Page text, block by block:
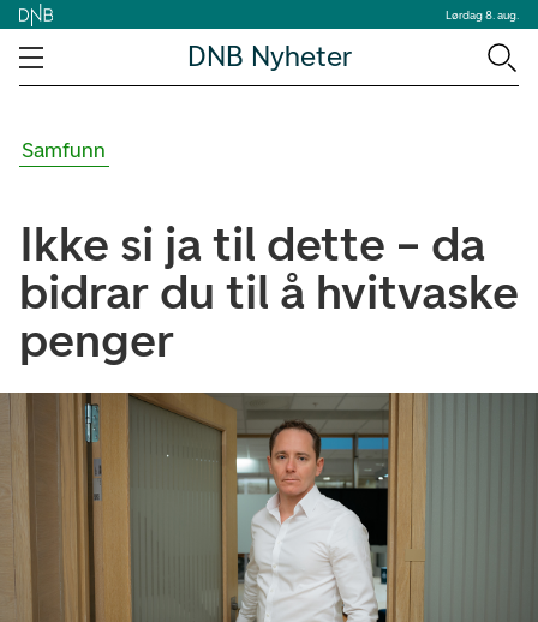
Lørdag 8. aug.
DNB Nyheter
Samfunn
Ikke si ja til dette – da
bidrar du til å hvitvaske
penger